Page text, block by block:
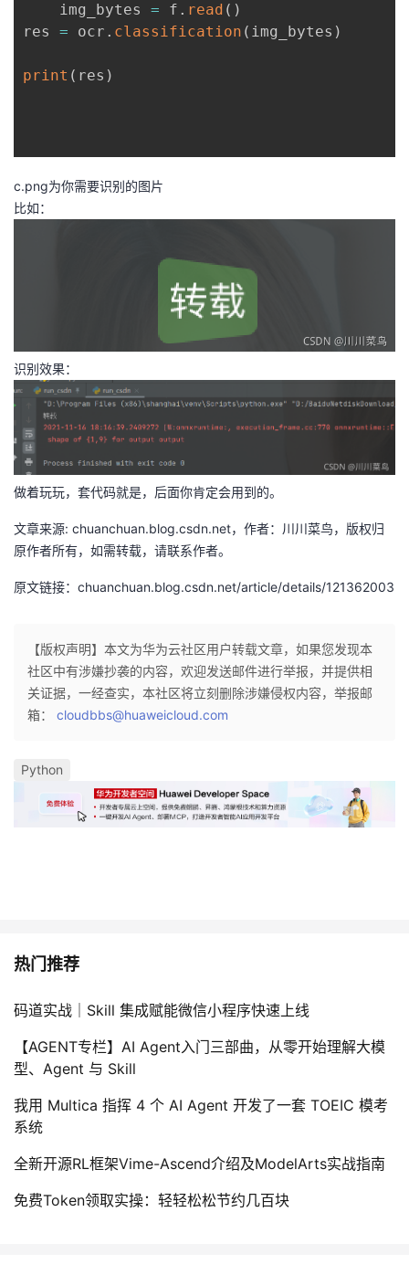
的
开
者
学
课
程
的
认
证
我
的
实
我
的
藏
的
支
持
术
支
持
云
声
建
    img_bytes
= f . read ( )
res = ocr . classification ( img_bytes )
print ( res )
c.png为你需要识别的图片
比如：
识别效果：
做着玩玩，套代码就是，后面你肯定会用到的。
文章来源: chuanchuan.blog.csdn.net，作者：川川菜鸟，版权归
原作者所有，如需转载，请联系作者。
原文链接：chuanchuan.blog.csdn.net/article/details/121362003
【版权声明】本文为华为云社区用户转载文章，如果您发现本
社区中有涉嫌抄袭的内容，欢迎发送邮件进行举报，并提供相
关证据，一经查实，本社区将立刻删除涉嫌侵权内容，举报邮
箱： cloudbbs@huaweicloud.com
Python
热门推荐
码道实战｜Skill 集成赋能微信小程序快速上线
【AGENT专栏】AI Agent入门三部曲，从零开始理解大模
型、Agent 与 Skill
我用 Multica 指挥 4 个 AI Agent 开发了一套 TOEIC 模考
系统
全新开源RL框架Vime-Ascend介绍及ModelArts实战指南
免费Token领取实操：轻轻松松节约几百块